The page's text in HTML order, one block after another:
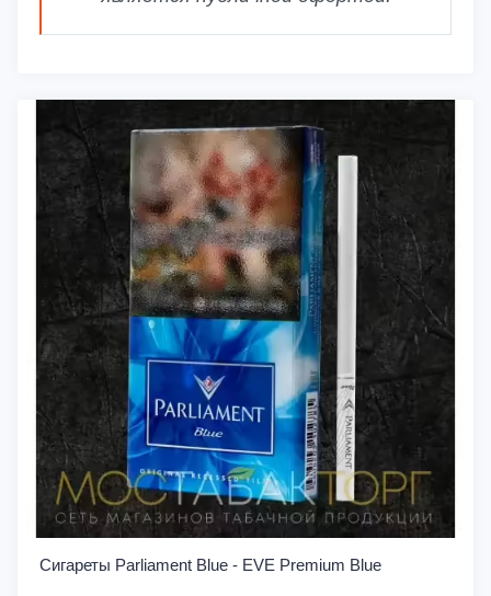
Сигареты Parliament Blue - EVE Premium Blue